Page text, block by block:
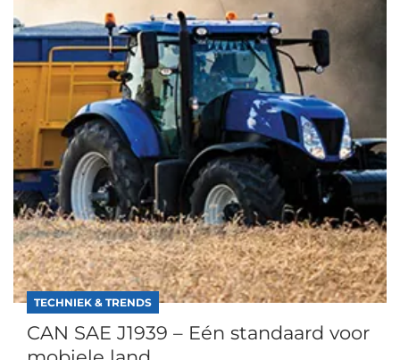
TECHNIEK & TRENDS
CAN SAE J1939 – Eén standaard voor